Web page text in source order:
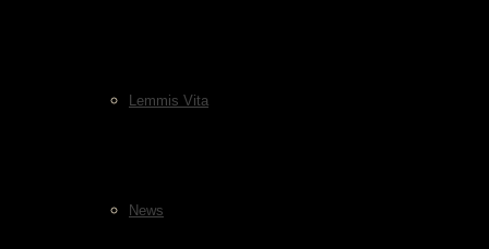
Lemmis Vita
News